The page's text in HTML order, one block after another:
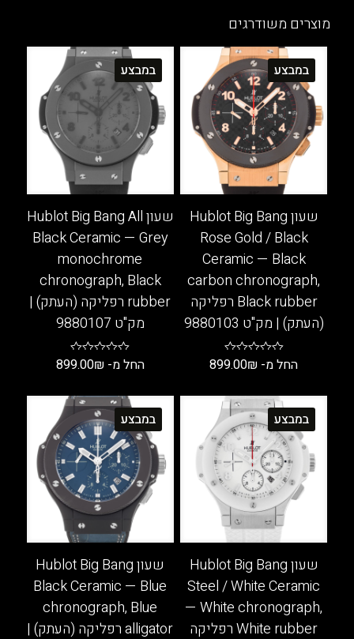
יש
סוגים.
ניתן
לבחור
את
האפשרויות
בעמוד
המוצר
ניתן
לבחור
את
האפשרויות
בעמוד
המוצר
מוצרים משודרגים
במבצע
שעון Hublot Big Bang
Rose Gold / Black
Ceramic — Black
carbon chronograph,
Black rubber רפליקה
(העתק) | מק"ט 9880103
החל מ- 899.00₪
זה
יש
מספר
סוגים.
ניתן
לבחור
את
האפשרויות
בעמוד
המוצר
במבצע
שעון Hublot Big Bang All
Black Ceramic — Grey
monochrome
chronograph, Black
rubber רפליקה (העתק) |
מק"ט 9880107
החל מ- 899.00₪
זה
יש
מספר
סוגים.
ניתן
לבחור
את
האפשרויות
בעמוד
המוצר
במבצע
שעון Hublot Big Bang
Steel / White Ceramic
— White chronograph,
White rubber רפליקה
במבצע
שעון Hublot Big Bang
Black Ceramic — Blue
chronograph, Blue
alligator רפליקה (העתק) |